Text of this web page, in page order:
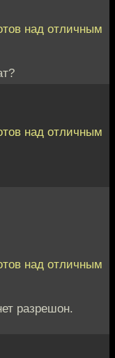
над отличным
над отличным
над отличным
разрешон.